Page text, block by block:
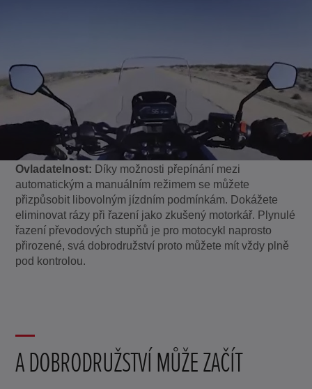
Ovladatelnost: Díky možnosti přepínání mezi
automatickým a manuálním režimem se můžete
přizpůsobit libovolným jízdním podmínkám. Dokážete
eliminovat rázy při řazení jako zkušený motorkář. Plynulé
řazení převodových stupňů je pro motocykl naprosto
přirozené, svá dobrodružství proto můžete mít vždy plně
pod kontrolou.
A DOBRODRUŽSTVÍ MŮŽE ZAČÍT